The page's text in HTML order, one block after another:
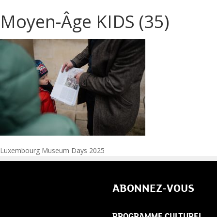
Moyen-Âge KIDS (35)
Navigation
Luxembourg Museum Days 2025
ABONNEZ-VOUS